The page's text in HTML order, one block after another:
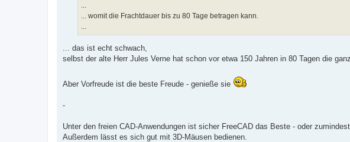
...
... womit die Frachtdauer bis zu 80 Tage betragen kann.
...
... das ist echt schwach,
selbst der alte Herr Jules Verne hat schon vor etwa 150 Jahren in 80 Tagen die
Aber Vorfreude ist die beste Freude - genieße sie
-
Unter den freien CAD-Anwendungen ist sicher FreeCAD das Beste - oder
Außerdem lässt es sich gut mit 3D-Mäusen bedienen.